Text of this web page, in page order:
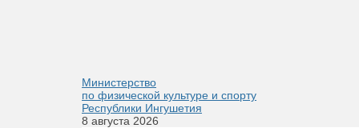
Министерство
по физической культуре и спорту
Республики Ингушетия
8 августа 2026